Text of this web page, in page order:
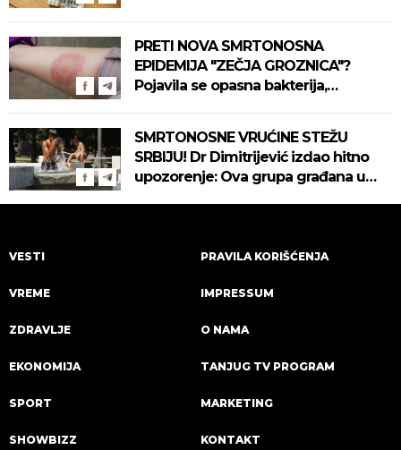
PRETI NOVA SMRTONOSNA
EPIDEMIJA "ZEČJA GROZNICA"?
Pojavila se opasna bakterija,
SMRTONOSNE VRUĆINE STEŽU
SRBIJU! Dr Dimitrijević izdao hitno
upozorenje: Ova grupa građana u
VESTI
VREME
ZDRAVLJE
EKONOMIJA
SPORT
SHOWBIZZ
PRAVILA KORIŠĆENJA
IMPRESSUM
O NAMA
TANJUG TV PROGRAM
MARKETING
KONTAKT